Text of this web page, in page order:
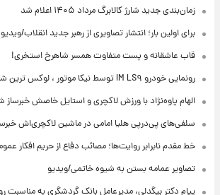
زمان‌بندی جدید شارژ کالابرگ مرداد ۱۴۰۵ اعلام شد
برای اولین بار؛ انتشار تصاویری از رهبر جدید انقلاب/ویدیو
قاب عاشقانه و پست متفاوت همسر شاهرخ استخری!
رونمایی خودرو IM LS۹ توسط نیکا موتور ، لوکس ترین شاسی بلند EREV در ایران
الهام پاوه‌نژاد با ورزش لاکچری و استایل خاصش خبرساز
سلفی‌های پی‌درپی هلیا امامی در ماشین لاکچری‌اش
خط مقدم نابرابر روایت‌ها؛ مصائب دفاع از حریم افکار
تصاویر عمامه بستن به شیوه خاتمی/ویدیو
پیام دکتر بیگدلی، مدیرعامل بانک گردشگری به مناسبت